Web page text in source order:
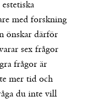
med forskning
önskar därför
sex frågor
frågor är
mer tid och
du inte vill